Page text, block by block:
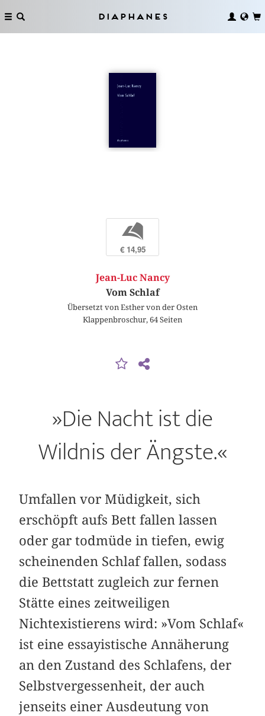
Diaphanes
b
€ 14,95
Jean-Luc Nancy
Vom Schlaf
Übersetzt von Esther von der Osten
Klappenbroschur, 64 Seiten
»Die Nacht ist die
Wildnis der Ängste.«
Umfallen vor Müdigkeit, sich
erschöpft aufs Bett fallen lassen
oder gar todmüde in ­tiefen, ewig
scheinenden Schlaf fallen, sodass
die Bettstatt zugleich zur fernen
Stätte eines zeit­weiligen
Nichtexistierens wird: »Vom Schlaf«
ist eine essayistische Annäherung
an den Zustand des Schlafens, der
Selbstvergessenheit, der auch
jenseits einer Ausdeutung von